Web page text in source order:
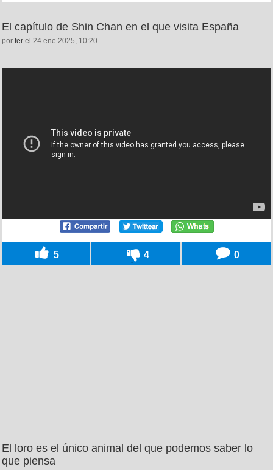
El capítulo de Shin Chan en el que visita España
por fer el 24 ene 2025, 10:20
5 4 0
El loro es el único animal del que podemos saber lo
que piensa